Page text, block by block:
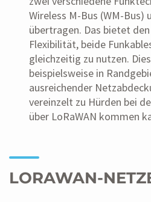
Wireless M-Bus (WM-Bus)
übertragen. Das bietet
Flexibilität, beide
gleichzeitig zu nutzen.
beispielsweise in
ausreichender
vereinzelt zu Hürden bei
über LoRaWAN kommen
LORAWAN-